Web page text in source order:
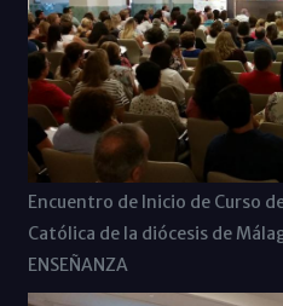
Encuentro de Inicio de Curso
Católica de la diócesis de
ENSEÑANZA